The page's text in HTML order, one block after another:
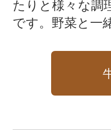
たりと様々な調
です。野菜と一